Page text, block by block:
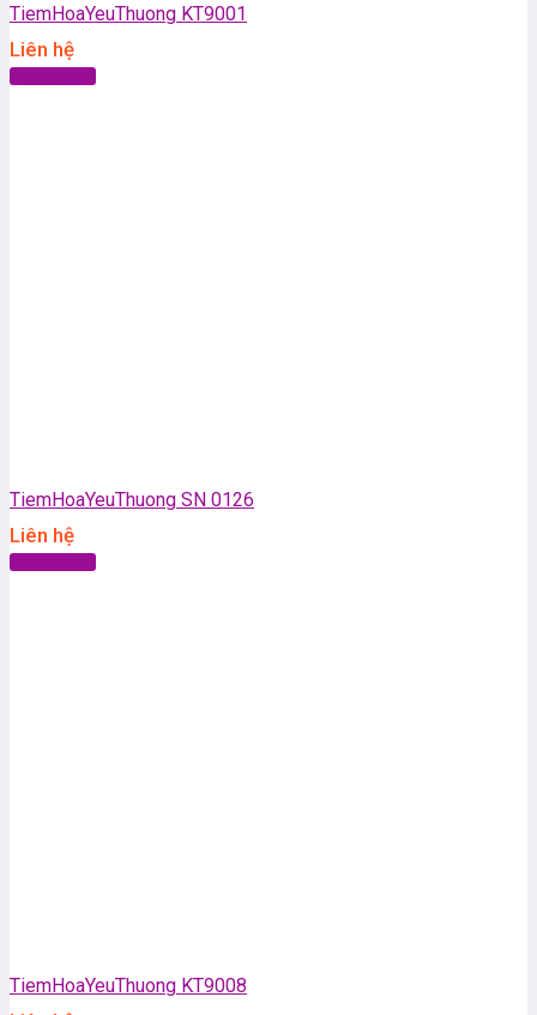
TiemHoaYeuThuong KT9001
Liên hệ
TiemHoaYeuThuong SN 0126
Liên hệ
TiemHoaYeuThuong KT9008